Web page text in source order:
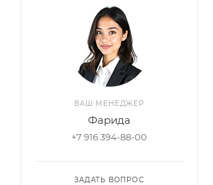
ВАШ МЕНЕДЖЕР
Фарида
+7 916 394-88-00
ЗАДАТЬ ВОПРОС